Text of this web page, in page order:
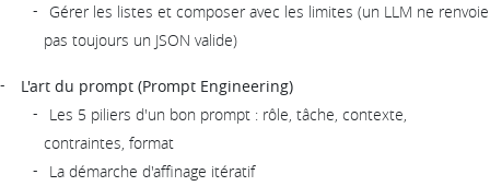
Gérer les listes et composer avec les limites (un LLM ne renvoie
pas toujours un JSON valide)
L'art du prompt (Prompt Engineering)
Les 5 piliers d'un bon prompt : rôle, tâche, contexte,
contraintes, format
La démarche d'affinage itératif